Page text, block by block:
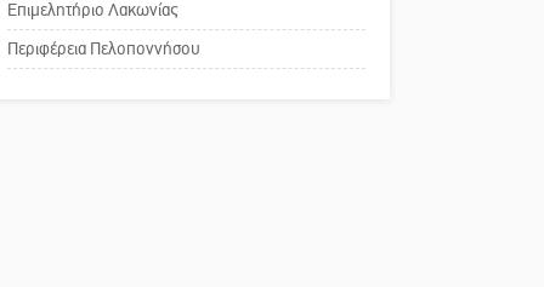
Το δικό σας σχόλιο:
Παράδειγμα κοινωνικής
Επιμελητήριο Λακωνίας
Περιφέρεια Πελοποννήσου